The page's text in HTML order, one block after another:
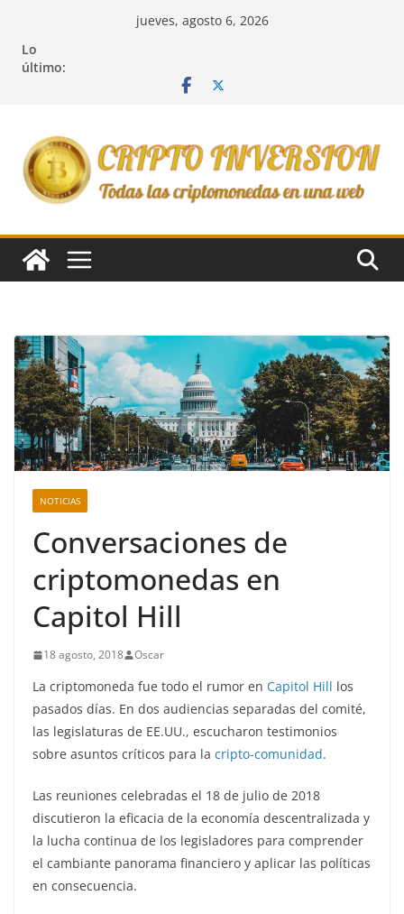
contenido
jueves, agosto 6, 2026
Lo
último:
NOTICIAS
Conversaciones de
criptomonedas en
Capitol Hill
18 agosto, 2018 Oscar
La criptomoneda fue todo el rumor en Capitol Hill los
pasados días. En dos audiencias separadas del comité,
las legislaturas de EE.UU., escucharon testimonios
sobre asuntos críticos para la cripto-comunidad.
Las reuniones celebradas el 18 de julio de 2018
discutieron la eficacia de la economía descentralizada y
la lucha continua de los legisladores para comprender
el cambiante panorama financiero y aplicar las políticas
en consecuencia.